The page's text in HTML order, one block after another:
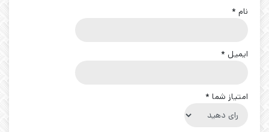
نام *
ایمیل *
امتیاز شما *